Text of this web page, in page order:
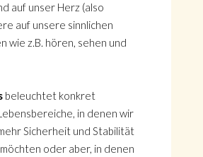
auf unser Herz (also
auf unsere sinnlichen
wie z.B. hören, sehen und
beleuchtet konkret
in denen wir
Sicherheit und Stabilität
oder aber, in denen